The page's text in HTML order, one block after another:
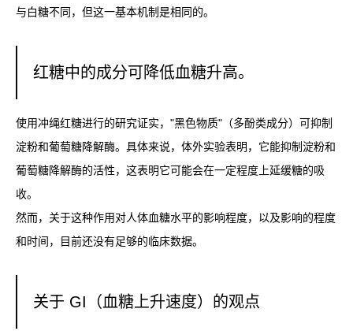
与白糖不同，但这一基本机制是相同的。
红糖中的成分可降低血糖升高。
使用冲绳红糖进行的研究证实，"黑色物质"（多酚类成分）可抑制
淀粉和葡萄糖降解酶。具体来说，体外实验表明，它能抑制淀粉和
葡萄糖降解酶的活性，这表明它可能会在一定程度上延缓糖的吸
收。
然而，关于这种作用对人体血糖水平的影响程度，以及影响的程度
和时间，目前还没有足够的临床数据。
关于 GI（血糖上升速度）的观点